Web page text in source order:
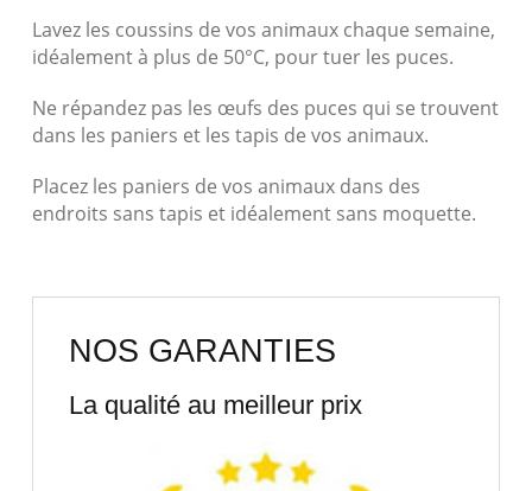
Lavez les coussins de vos animaux chaque semaine,
idéalement à plus de 50°C, pour tuer les puces.
Ne répandez pas les œufs des puces qui se trouvent
dans les paniers et les tapis de vos animaux.
Placez les paniers de vos animaux dans des
endroits sans tapis et idéalement sans moquette.
NOS GARANTIES
La qualité au meilleur prix